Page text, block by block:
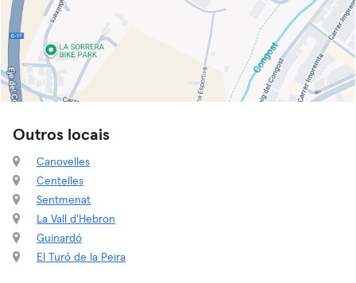
Outros locais
Canovelles
Centelles
Sentmenat
La Vall d'Hebron
Guinardó
El Turó de la Peira